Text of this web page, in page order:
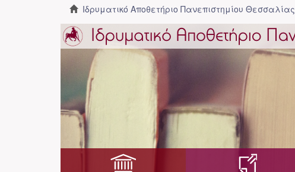
Ιδρυματικό Αποθετήριο Πανεπιστημίου Θεσσαλίας